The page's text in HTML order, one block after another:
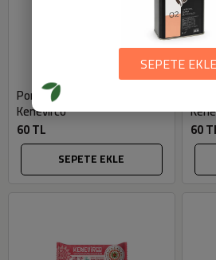
Portakallı Protein Bar (40gr) -
Kenevirco
60 TL
SEPETE EKLE
60
SEPETE EKLE